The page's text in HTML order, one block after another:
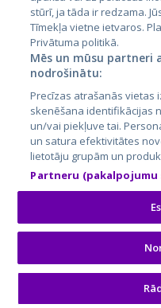
City24.lv
City24.ee
GetaPro.lv
GetaPro.ee
Skelbiu.lt
Autoplius.lt
Aruodas.lt
stūrī, ja tāda ir redzama.
Tīmekļa vietne ietvaros.
Privātuma politikā.
Mēs un mūsu partneri
nodrošinātu:
Precīzas atrašanās vietas
skenēšana identifikācijas
un/vai piekļuve tai.
un satura efektivitātes
lietotāju grupām un
Partneru